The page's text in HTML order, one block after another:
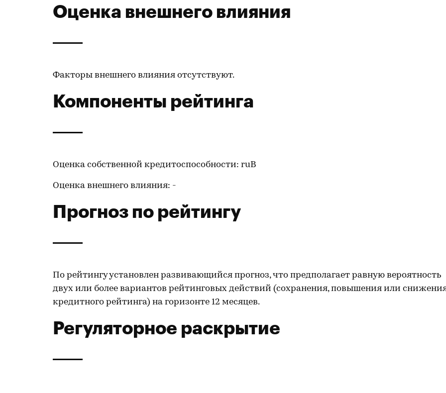
Оценка внешнего влияния
Факторы внешнего влияния отсутствуют.
Компоненты рейтинга
Оценка собственной кредитоспособности: ruB
Оценка внешнего влияния: -
Прогноз по рейтингу
По рейтингу установлен развивающийся прогноз, что предполагает равную вероятность
двух или более вариантов рейтинговых действий (сохранения, повышения или
кредитного рейтинга) на горизонте 12 месяцев.
Регуляторное раскрытие